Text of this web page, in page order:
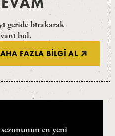
geride bırakarak
bul.
FAZLA BILGI AL
en yeni